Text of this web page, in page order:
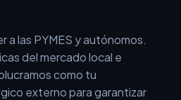
a las PYMES y autónomos.
del mercado local e
como tu
externo para garantizar